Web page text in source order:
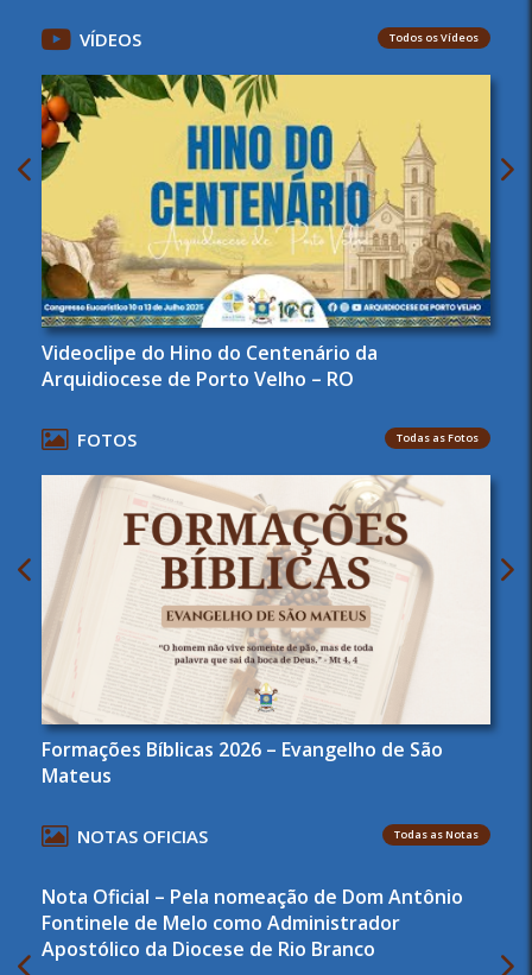
VÍDEOS Todos os Vídeos
Videoclipe do Hino do Centenário da
Arquidiocese de Porto Velho – RO
FOTOS Todas as Fotos
Formações Bíblicas 2026 – Evangelho de São
Mateus
NOTAS OFICIAS Todas as Notas
Nota Oficial – Pela nomeação de Dom Antônio
Fontinele de Melo como Administrador
Apostólico da Diocese de Rio Branco